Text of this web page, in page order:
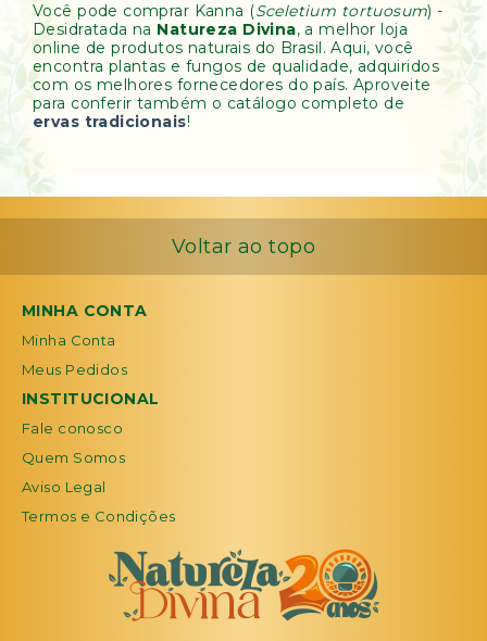
Você pode comprar Kanna (Sceletium tortuosum) -
Desidratada na Natureza Divina, a melhor loja
online de produtos naturais do Brasil. Aqui, você
encontra plantas e fungos de qualidade, adquiridos
com os melhores fornecedores do país. Aproveite
para conferir também o catálogo completo de
ervas tradicionais!
Voltar ao topo
MINHA CONTA
Minha Conta
Meus Pedidos
INSTITUCIONAL
Fale conosco
Quem Somos
Aviso Legal
Termos e Condições